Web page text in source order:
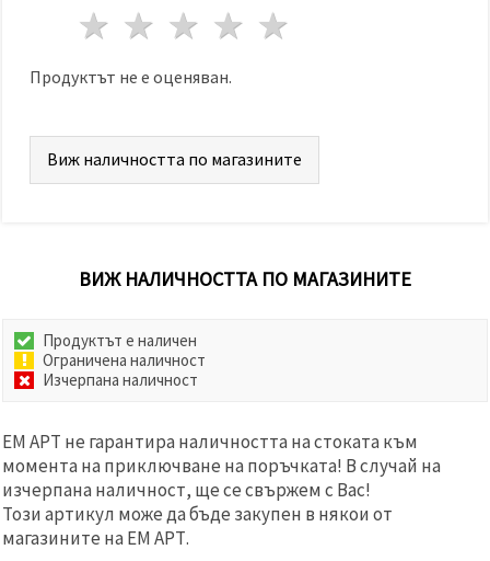
4 звезди
3 звезди
2 звезди
1 звезда
Продуктът не е оценяван.
Виж наличността по магазините
ВИЖ НАЛИЧНОСТТА ПО МАГАЗИНИТЕ
Продуктът е наличен
Ограничена наличност
Изчерпана наличност
ЕМ АРТ не гарантира наличността на стоката към
момента на приключване на поръчката! В случай на
изчерпана наличност, ще се свържем с Вас!
Този артикул може да бъде закупен в някои от
магазините на ЕМ АРТ.